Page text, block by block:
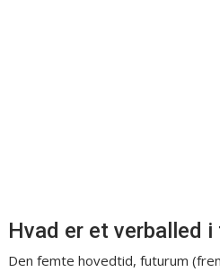
Hvad er et verballed i
Den femte hovedtid, futurum